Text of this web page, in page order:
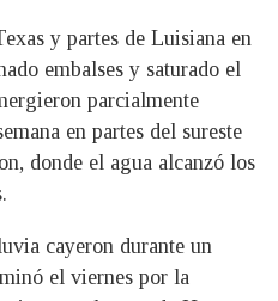
y partes de Luisiana en
embalses y saturado el
parcialmente
en partes del sureste
donde el agua alcanzó los
cayeron durante un
el viernes por la